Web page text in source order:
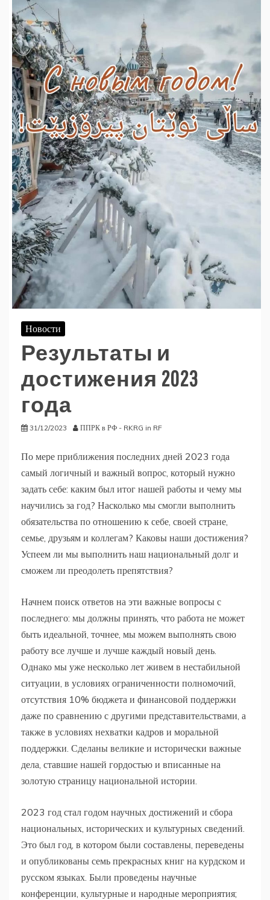
Новости
Результаты и
достижения 2023
года
31/12/2023 ППРК в РФ - RKRG in RF
По мере приближения последних дней 2023 года
самый логичный и важный вопрос, который нужно
задать себе: каким был итог нашей работы и чему мы
научились за год? Насколько мы смогли выполнить
обязательства по отношению к себе, своей стране,
семье, друзьям и коллегам? Каковы наши достижения?
Успеем ли мы выполнить наш национальный долг и
сможем ли преодолеть препятствия?
Начнем поиск ответов на эти важные вопросы с
последнего: мы должны принять, что работа не может
быть идеальной, точнее, мы можем выполнять свою
работу все лучше и лучше каждый новый день.
Однако мы уже несколько лет живем в нестабильной
ситуации, в условиях ограниченности полномочий,
отсутствия 10% бюджета и финансовой поддержки
даже по сравнению с другими представительствами, а
также в условиях нехватки кадров и моральной
поддержки. Сделаны великие и исторически важные
дела, ставшие нашей гордостью и вписанные на
золотую страницу национальной истории.
2023 год стал годом научных достижений и сбора
национальных, исторических и культурных сведений.
Это был год, в котором были составлены, переведены
и опубликованы семь прекрасных книг на курдском и
русском языках. Были проведены научные
конференции, культурные и народные мероприятия;